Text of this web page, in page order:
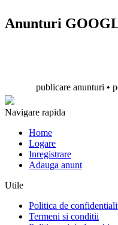
Anunturi
publicare anunturi •
Navigare rapida
Home
Logare
Inregistrare
Adauga anunt
Utile
Politica de
Termeni si conditii